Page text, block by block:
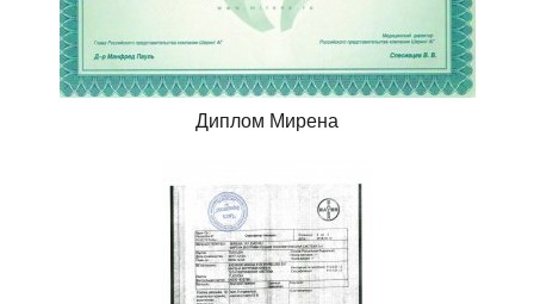
Диплом Мирена